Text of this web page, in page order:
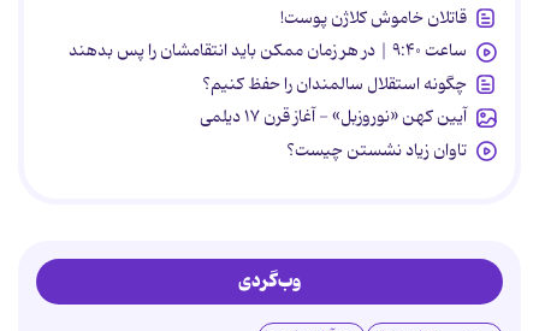
قاتلان خاموش کلاژن پوست!
ساعت ۹:۴۰ | در هر زمان ممکن باید انتقامشان را پس بدهند
چگونه استقلال سالمندان را حفظ کنیم؟
آیین کهن «نوروزبل» - آغاز قرن ۱۷ دیلمی
تاوان زیاد نشستن چیست؟
وب‌گردی